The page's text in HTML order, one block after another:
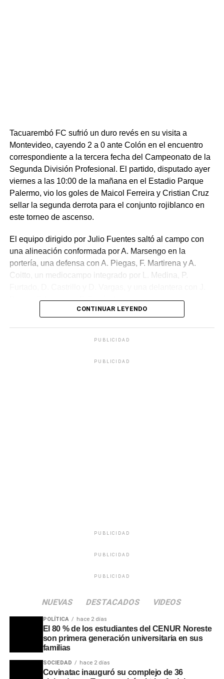
Tacuarembó FC sufrió un duro revés en su visita a
Montevideo, cayendo 2 a 0 ante Colón en el encuentro
correspondiente a la tercera fecha del Campeonato de la
Segunda División Profesional. El partido, disputado ayer
viernes a las 10:00 de la mañana en el Estadio Parque
Palermo, vio los goles de Maicol Ferreira y Cristian Cruz
sellar la segunda derrota para el conjunto rojiblanco en
este torneo de ascenso.
El equipo dirigido por Julio Fuentes saltó al campo con
una alineación conformada por A. Marsengo en la
portería, una defensa con A. Piegas, F. Martirena y A.
Coitto, un mediocampo integrado por L. Medina, P.
Baeza, T. Lerman y P. Fagúndez.
CONTINUAR LEYENDO
PUBLICIDAD
PUBLICIDAD
PUBLICIDAD
PUBLICIDAD
PUBLICIDAD
NUEVAS DESTACADOS VIDEOS
POLÍTICA hace 2 días
El 80 % de los estudiantes del CENUR Noreste
son primera generación universitaria en sus
familias
SOCIEDAD hace 2 días
Covinatac inauguró su complejo de 36